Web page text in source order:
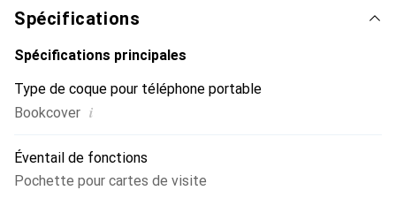
fiable pour une clientèle exigeante.
Spécifications
Spécifications principales
Type de coque pour téléphone portable
Bookcover i
Éventail de fonctions
Pochette pour cartes de visite